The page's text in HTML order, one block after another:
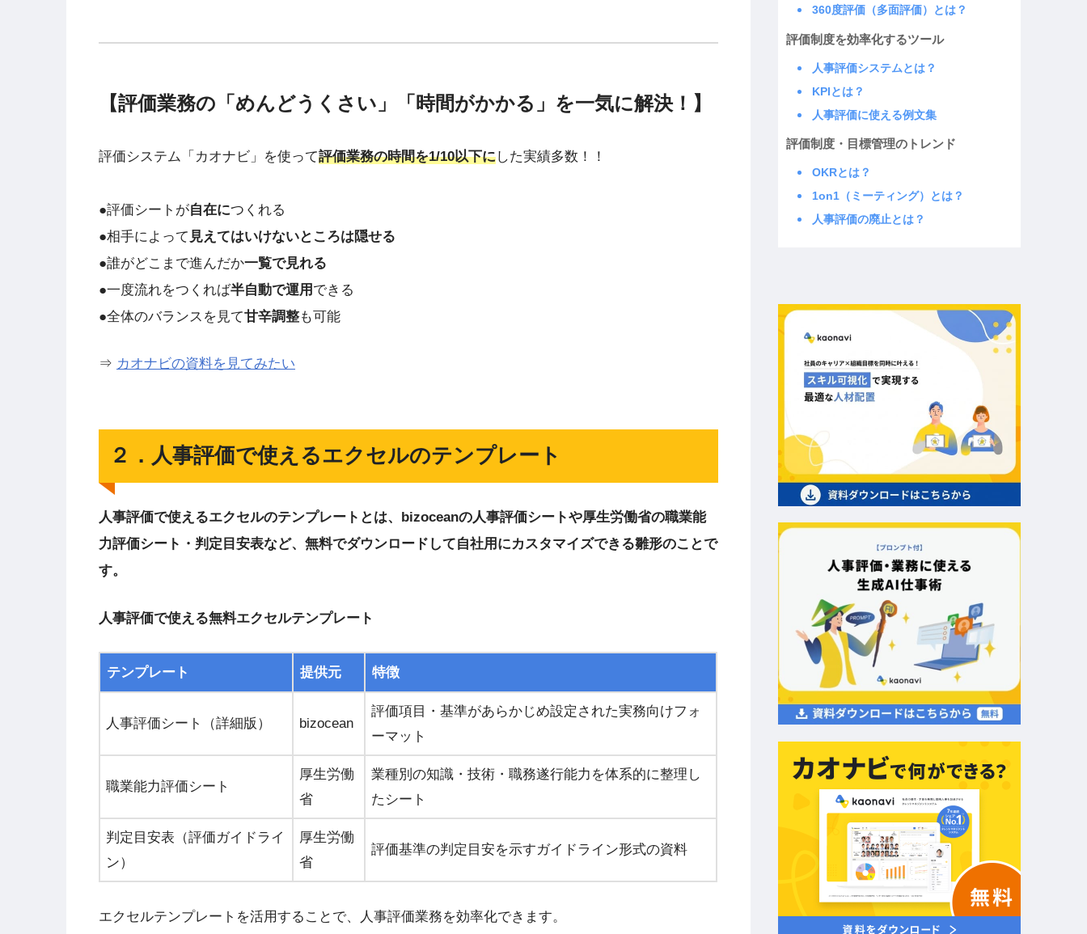
【評価業務の「めんどうくさい」「時間がかかる」を一気に解決！】
評価システム「カオナビ」を使って評価業務の時間を1/10以下にした実績多数！！
●評価シートが自在につくれる
●相手によって 見えてはいけないところは隠せる
●誰がどこまで進んだか一覧で見れる
●一度流れをつくれば半自動で運用 できる
●全体のバランスを見て甘辛調整も可能
⇒ カオナビの資料を見てみたい
２．人事評価で使えるエクセルのテンプレート
人事評価で使えるエクセルのテンプレートとは、bizoceanの人事評価シートや厚生労働省の職業能
力評価シート・判定目安表など、無料でダウンロードして自社用にカスタマイズできる雛形のことで
す。
人事評価で使える無料エクセルテンプレート
テンプレート 提供元 特徴
人事評価シート（詳細版） bizocean
評価項目・基準があらかじめ設定された実務向けフォ
ーマット
職業能力評価シート
厚生労働
省
業種別の知識・技術・職務遂行能力を体系的に整理し
たシート
判定目安表（評価ガイドライ
ン）
厚生労働
省
評価基準の判定目安を示すガイドライン形式の資料
エクセルテンプレートを活用することで、人事評価業務を効率化できます。
360度評価（多面評価）とは？
評価制度を効率化するツール
人事評価システムとは？
KPIとは？
人事評価に使える例文集
評価制度・目標管理のトレンド
OKRとは？
1on1（ミーティング）とは？
人事評価の廃止とは？